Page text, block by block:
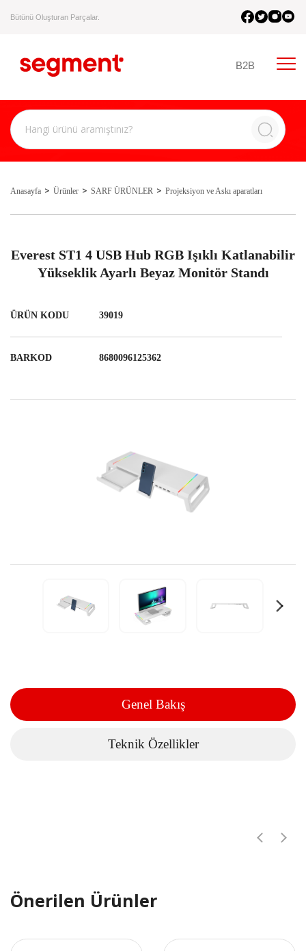
Bütünü Oluşturan Parçalar.
B2B
Anasayfa Ürünler SARF ÜRÜNLER Projeksiyon ve Askı aparatları
Everest ST1 4 USB Hub RGB Işıklı Katlanabilir
Yükseklik Ayarlı Beyaz Monitör Standı
ÜRÜN KODU 39019
BARKOD 8680096125362
Genel Bakış
Teknik Özellikler
Önerilen Ürünler